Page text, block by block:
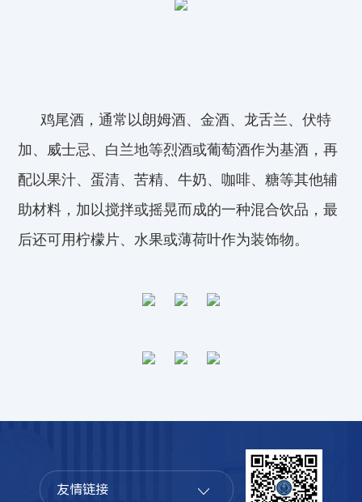
鸡尾酒，通常以朗姆酒、金酒、龙舌兰、伏特
加、威士忌、白兰地等烈酒或葡萄酒作为基酒，再
配以果汁、蛋清、苦精、牛奶、咖啡、糖等其他辅
助材料，加以搅拌或摇晃而成的一种混合饮品，最
后还可用柠檬片、水果或薄荷叶作为装饰物。
友情链接